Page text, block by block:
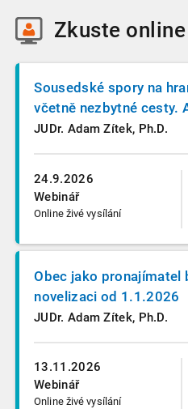
Zkuste
24.9.2026
Webinář
Online živé vysílání
Sousedské spory na
včetně nezbytné cesty.
JUDr. Adam Zítek, Ph.D.
13.11.2026
Webinář
Online živé vysílání
Obec jako pronajímatel
novelizaci od 1.1.2026
JUDr. Adam Zítek, Ph.D.